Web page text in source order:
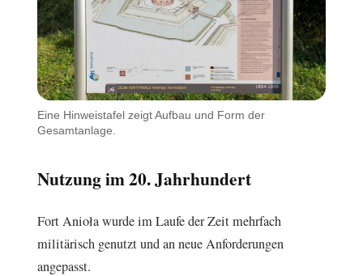
Eine Hinweistafel zeigt Aufbau und Form der
Gesamtanlage.
Nutzung im 20. Jahrhundert
Fort Anioła wurde im Laufe der Zeit mehrfach
militärisch genutzt und an neue Anforderungen
angepasst.